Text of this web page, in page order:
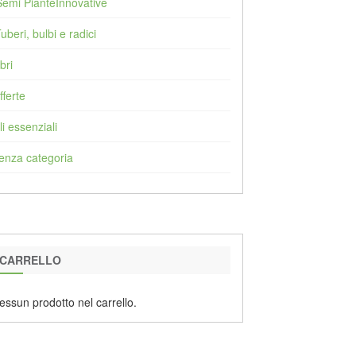
bulbi e radici
essenziali
categoria
CARRELLO
prodotto nel carrello.